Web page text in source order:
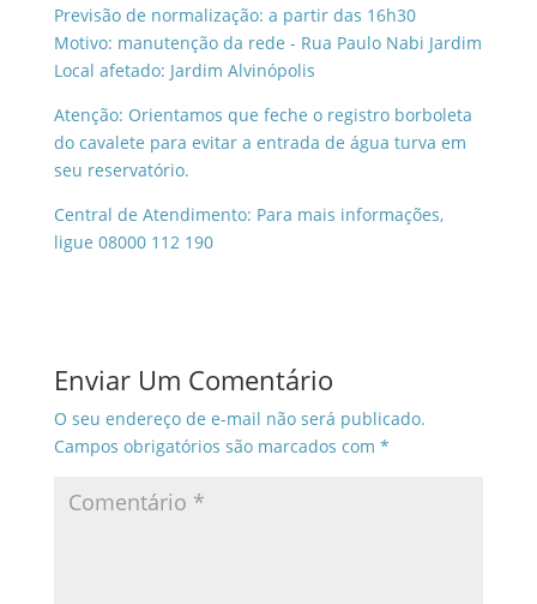
Previsão de normalização: a partir das 16h30
Motivo: manutenção da rede - Rua Paulo Nabi Jardim
Local afetado: Jardim Alvinópolis
Atenção: Orientamos que feche o registro borboleta
do cavalete para evitar a entrada de água turva em
seu reservatório.
Central de Atendimento: Para mais informações,
ligue 08000 112 190
Enviar Um Comentário
O seu endereço de e-mail não será publicado.
Campos obrigatórios são marcados com *